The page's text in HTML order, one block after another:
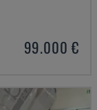
99.000 €